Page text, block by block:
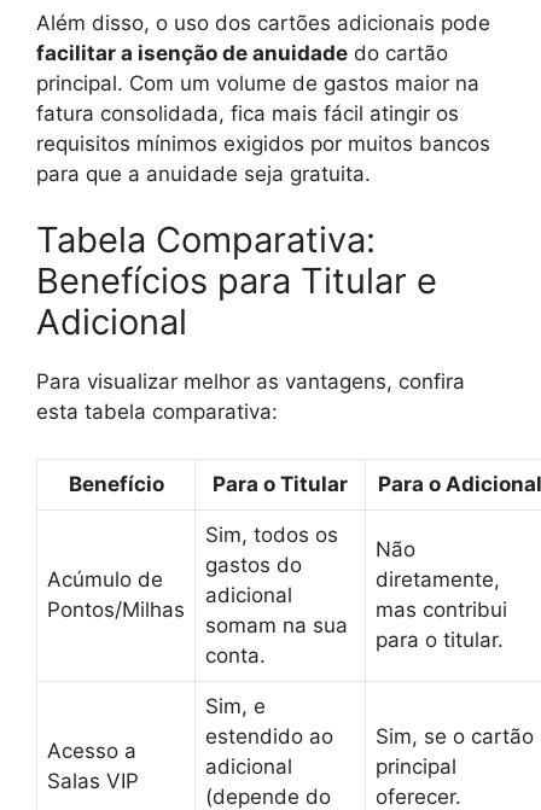
Além disso, o uso dos cartões adicionais pode
facilitar a isenção de anuidade do cartão
principal. Com um volume de gastos maior na
fatura consolidada, fica mais fácil atingir os
requisitos mínimos exigidos por muitos bancos
para que a anuidade seja gratuita.
Tabela Comparativa:
Benefícios para Titular e
Adicional
Para visualizar melhor as vantagens, confira
esta tabela comparativa:
Benefício Para o Titular Para o Adicional
Acúmulo de
Pontos/Milhas
Sim, todos os
gastos do
adicional
somam na sua
conta.
Não
diretamente,
mas contribui
para o titular.
Acesso a
Salas VIP
Sim, e
estendido ao
adicional
(depende do
Sim, se o cartão
principal
oferecer.